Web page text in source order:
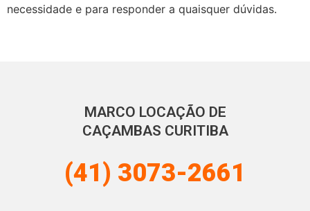
necessidade e para responder a quaisquer dúvidas.
MARCO LOCAÇÃO DE
CAÇAMBAS CURITIBA
(41) 3073-2661